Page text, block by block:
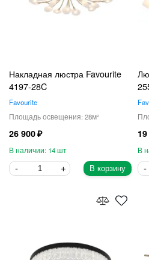
Накладная люстра Favourite
4197-28C
Favourite
28
26 900
14
В корзину